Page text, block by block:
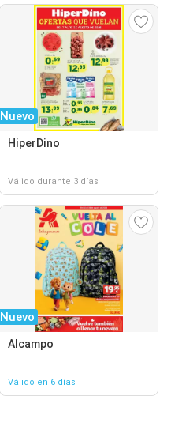
Nuevo
HiperDino
Válido durante 3 días
Nuevo
Alcampo
Válido en 6 días